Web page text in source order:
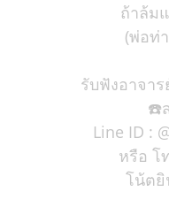
ถ้าล้ม
(พ่อท่
รับฟังอาจา
☎️
Line ID :
หรือ โ
โน้ตยิ